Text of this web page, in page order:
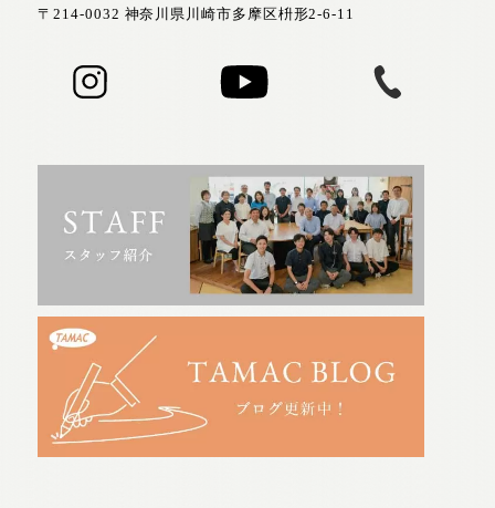
〒214-0032 神奈川県川崎市多摩区枡形2-6-11